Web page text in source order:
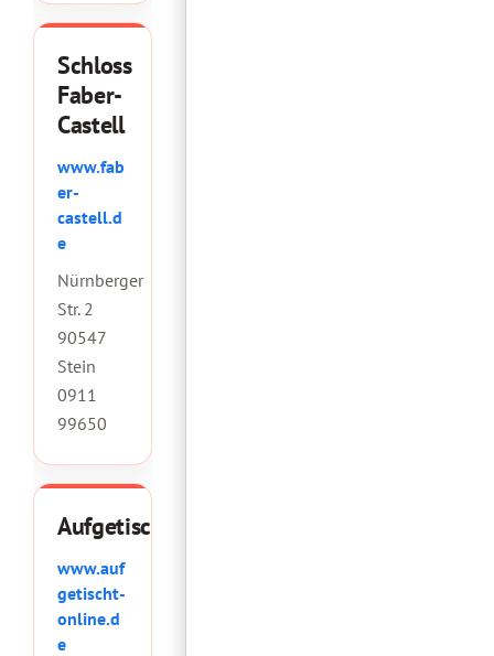
Schloss
Faber-
Castell
www.fab
er-
castell.d
e
Nürnberger
Str. 2
90547
Stein
0911
99650
Aufgetischt!
www.auf
getischt-
online.d
e